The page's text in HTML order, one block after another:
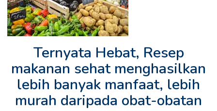
Ternyata Hebat, Resep
makanan sehat menghasilkan
lebih banyak manfaat, lebih
murah daripada obat-obatan